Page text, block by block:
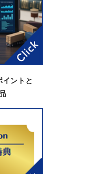
ントと